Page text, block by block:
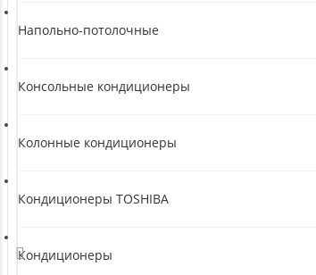
Напольно-потолочные
Консольные кондиционеры
Колонные кондиционеры
Кондиционеры TOSHIBA
Кондиционеры